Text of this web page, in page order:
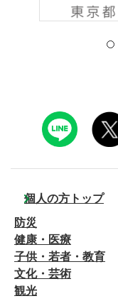
個人の方トップ
防災
健康・医療
子供・若者・教育
文化・芸術
観光